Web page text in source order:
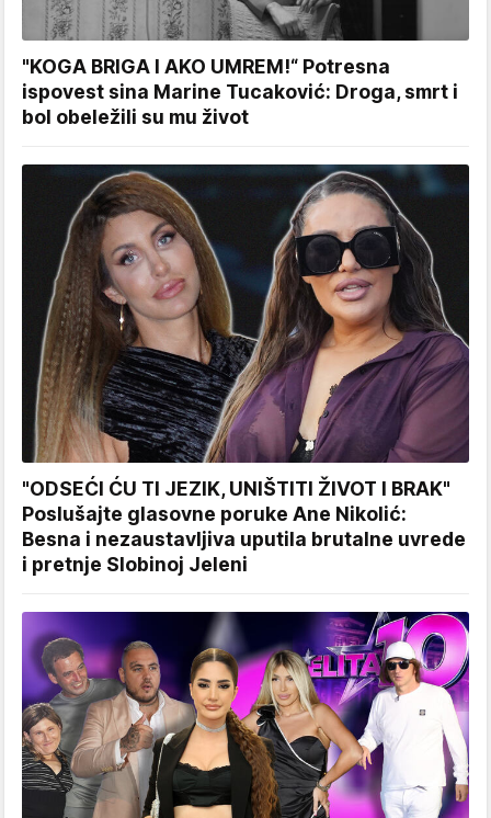
"KOGA BRIGA I AKO UMREM!“ Potresna
ispovest sina Marine Tucaković: Droga, smrt i
bol obeležili su mu život
"ODSEĆI ĆU TI JEZIK, UNIŠTITI ŽIVOT I BRAK"
Poslušajte glasovne poruke Ane Nikolić:
Besna i nezaustavljiva uputila brutalne uvrede
i pretnje Slobinoj Jeleni